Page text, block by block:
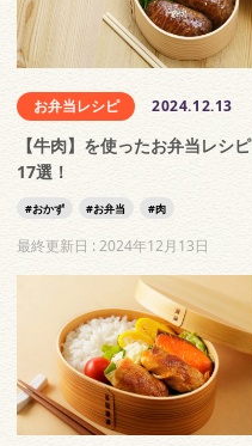
お弁当レシピ 2024.12.13
【牛肉】を使ったお弁当レシピ
17選！
おかず お弁当 肉
最終更新日 :2024年12月13日